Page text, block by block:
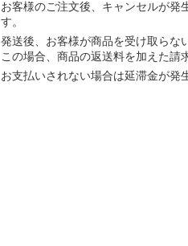
お客様のご注文後、キャンセルが発
す。
発送後、お客様が商品を受け取らな
この場合、商品の返送料を加えた請
お支払いされない場合は延滞金が発